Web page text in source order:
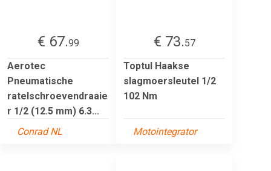
€ 67.99
Aerotec
Pneumatische
ratelschroevendraaie
r 1/2 (12.5 mm) 6.3...
Conrad NL
€ 73.57
Toptul Haakse
slagmoersleutel 1/2
102 Nm
Motointegrator